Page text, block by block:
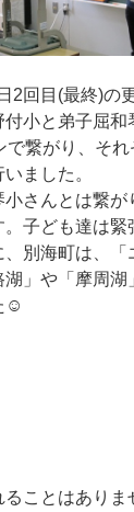
回目(最終)の更
小と弟子屈和
繋がり、そ
ました。
さんとは繋が
子ども達は
別海町は、「
」や「摩周
☺
ことはありま